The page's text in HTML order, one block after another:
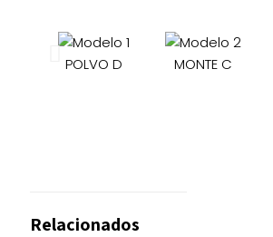
POLVO D MONTE C
Relacionados